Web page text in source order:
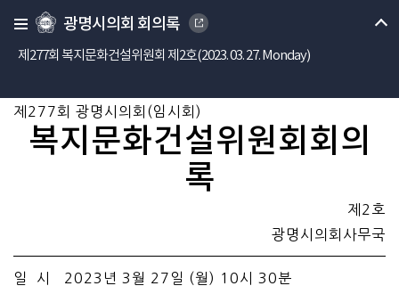
광명시의회 회의록
제277회 복지문화건설위원회 제2호(2023. 03. 27. Monday)
제277회 광명시의회(임시회)
복지문화건설위원회회의
록
제2호
광명시의회사무국
일 시 2023년 3월 27일 (월) 10시 30분